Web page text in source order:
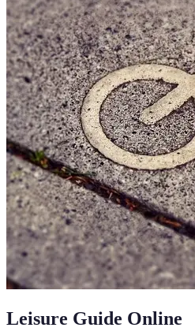
Leisure Guide Online